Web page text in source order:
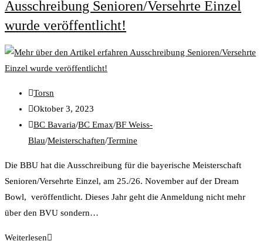
Ausschreibung Senioren/Versehrte Einzel
wurde veröffentlicht!
Torsn
Oktober 3, 2023
BC Bavaria/BC Emax/BF Weiss-
Blau/Meisterschaften/Termine
Die BBU hat die Ausschreibung für die bayerische Meisterschaft
Senioren/Versehrte Einzel, am 25./26. November auf der Dream
Bowl, veröffentlicht. Dieses Jahr geht die Anmeldung nicht mehr
über den BVU sondern…
Weiterlesen